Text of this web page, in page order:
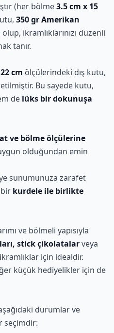
(her bölme3.5 cm x 15
350 gr Amerikan
ikramlıklarınızı düzenli
tanır.
cm ölçülerindeki dış kutu,
Bu sayede kutu,
de lüks bir dokunuşa
ve bölme ölçülerine
uygun olduğundan emin
sunumunuza zarafet
kurdele ile birlikte
ve bölmeli yapısıyla
stick çikolatalarveya
için idealdir.
küçük hediyelikler için de
durumlar ve
seçimdir: